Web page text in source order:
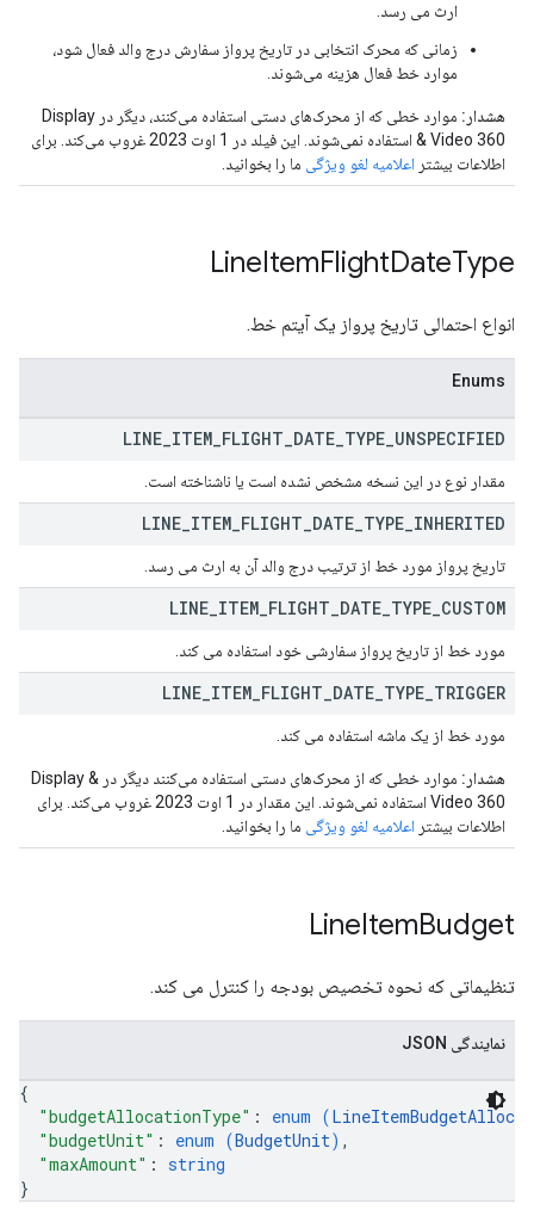
ارث می رسد.
زمانی که محرک انتخابی در تاریخ پرواز سفارش درج والد فعال شود،
موارد خط فعال هزینه می‌شوند.
هشدار:
موارد خطی که از محرک‌های دستی استفاده می‌کنند، دیگر در Display
& Video 360 استفاده نمی‌شوند. این فیلد در 1 اوت 2023 غروب می‌کند. برای
اطلاعات بیشتر اعلامیه لغو ویژگی ما را بخوانید.
LineItemFlightDateType
انواع احتمالی تاریخ پرواز یک آیتم خط.
Enums
LINE ITEM FLIGHT DATE TYPE UNSPECIFIED
مقدار نوع در این نسخه مشخص نشده است یا ناشناخته است.
LINE ITEM FLIGHT DATE TYPE INHERITED
تاریخ پرواز مورد خط از ترتیب درج والد آن به ارث می رسد.
LINE ITEM FLIGHT DATE TYPE CUSTOM
مورد خط از تاریخ پرواز سفارشی خود استفاده می کند.
LINE ITEM FLIGHT DATE TYPE TRIGGER
مورد خط از یک ماشه استفاده می کند.
هشدار:
موارد خطی که از محرک‌های دستی استفاده می‌کنند دیگر در Display &
Video 360 استفاده نمی‌شوند. این مقدار در 1 اوت 2023 غروب می‌کند. برای
اطلاعات بیشتر اعلامیه لغو ویژگی ما را بخوانید.
LineItemBudget
تنظیماتی که نحوه تخصیص بودجه را کنترل می کند.
نمایندگی JSON
{
"budgetAllocationType" : enum (
"budgetUnit" : enum (BudgetUnit) ,
"maxAmount" : string
}